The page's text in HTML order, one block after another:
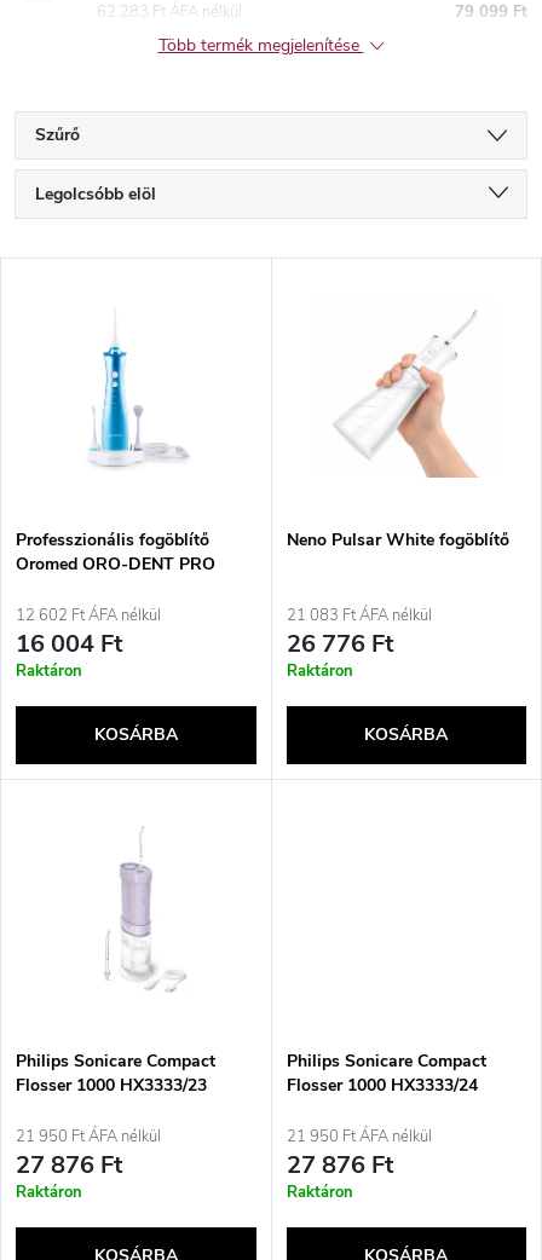
79 099 Ft
62 283 Ft ÁFA nélkül
Több termék megjelenítése
Szűrő
T
e
e
k
r
n
é
s
e
Legolcsóbb elöl
ABC szerint
é
k
e
k
l
j
a
Professzionális fogöblítő
Oromed ORO-DENT PRO
12 602 Ft ÁFA nélkül
16 004 Ft
Raktáron
KOSÁRBA
Neno Pulsar White fogöblítő
21 083 Ft ÁFA nélkül
26 776 Ft
Raktáron
KOSÁRBA
Philips Sonicare Compact
Flosser 1000 HX3333/23
21 950 Ft ÁFA nélkül
27 876 Ft
Raktáron
Philips Sonicare Compact
Flosser 1000 HX3333/24
21 950 Ft ÁFA nélkül
27 876 Ft
Raktáron